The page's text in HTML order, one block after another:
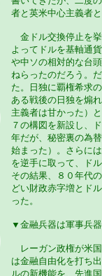
者と英米中心主義者
金ドル交換停止を
よってドルを基軸通
や中ソの相対的な台
ねらったのだろう。
た。日独に覇権希求
ある戦後の日独を煽
主義者は甘かった）
７の構図を新設し、
年だが、秘密裏の為
始まった）。さらに
を逆手に取って、ド
その結果、８０年代
どい財政赤字増とド
った。
▼金融兵器は軍事兵
レーガン政権が米
は金融自由化を打ち
ルの新機能を、先進